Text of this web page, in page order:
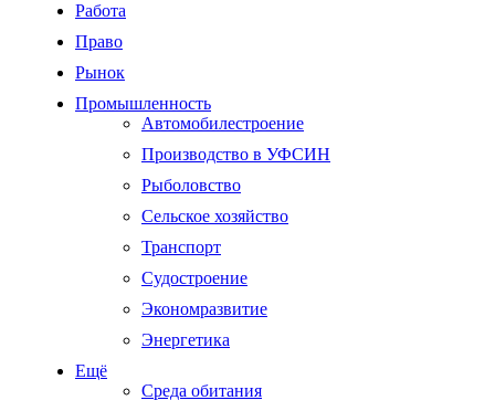
Работа
Право
Рынок
Промышленность
Автомобилестроение
Производство в УФСИН
Рыболовство
Сельское хозяйство
Транспорт
Судостроение
Экономразвитие
Энергетика
Ещё
Среда обитания